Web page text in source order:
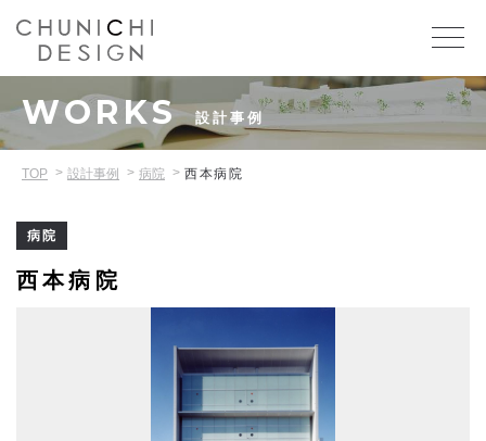
WORKS 設計事例
TOP 設計事例 病院 西本病院
病院
西本病院